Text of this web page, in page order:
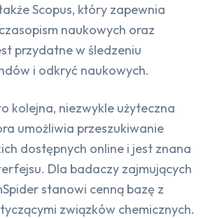
Scopus, który zapewnia
naukowych oraz
przydatne w śledzeniu
i odkryć naukowych.
kolejna, niezwykle użyteczna
umożliwia przeszukiwanie
dostępnych online i jest znana
Dla badaczy zajmujących
stanowi cenną bazę z
związków chemicznych.